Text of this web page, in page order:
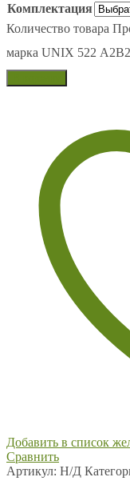
Комплектация
Количество товара
марка UNIX 522
Добавить в список
Сравнить
Артикул: Н/Д